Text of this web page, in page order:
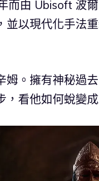
而由 Ubisoft 波
並以現代化手法
姆。擁有神秘過
看他如何蛻變